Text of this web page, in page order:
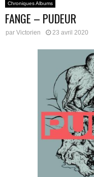
Chroniques Albums
FANGE – PUDEUR
par Victorien 23 avril 2020